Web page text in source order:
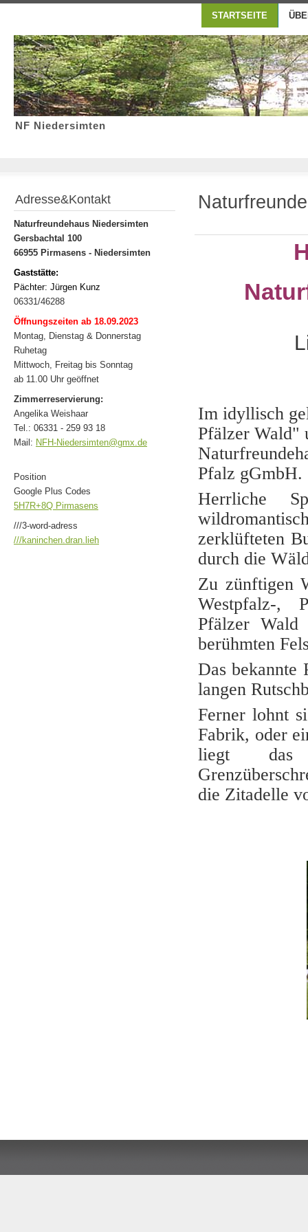
NF Niedersimten
STARTSEITE
Adresse&Kontakt
Naturfreundehaus Niedersimten
Gersbachtal 100
66955 Pirmasens - Niedersimten
Gaststätte:
Pächter: Jürgen Kunz
06331/46288
Öffnungszeiten ab 18.09.2023
Montag, Dienstag & Donnerstag
Ruhetag
Mittwoch, Freitag bis Sonntag
ab 11.00 Uhr geöffnet
Zimmerreservierung:
Angelika Weishaar
Tel.: 06331 - 259 93 18
Mail: NFH-Niedersimten@gmx.de
Position
Google Plus Codes
5H7R+8Q Pirmasens
///3-word-adress
///kaninchen.dran.lieh
Im idyllisch
Pfälzer Wald"
Pfalz gGmbH.
Herrliche
zerklüfteten
durch die
Zu zünftigen
Westpfalz-,
Pfälzer Wald
berühmten
Das bekannte
langen
Ferner lohnt
Fabrik, oder
liegt das
die Zitadelle